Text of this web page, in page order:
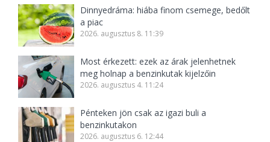
Dinnyedráma: hiába finom csemege, bedőlt
a piac
2026. augusztus 8. 11:39
Most érkezett: ezek az árak jelenhetnek
meg holnap a benzinkutak kijelzőin
2026. augusztus 4. 11:24
Pénteken jön csak az igazi buli a
benzinkutakon
2026. augusztus 6. 12:44